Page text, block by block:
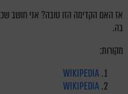
אז האם הקדימה הזו טובה? אני חושב
בה.
מקורות:
WIKIPEDIA
WIKIPEDIA